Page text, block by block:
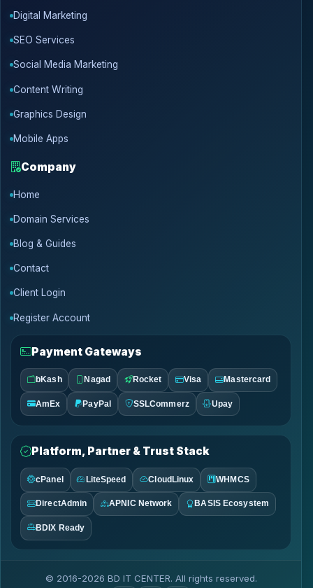
Digital Marketing
SEO Services
Social Media Marketing
Content Writing
Graphics Design
Mobile Apps
Company
Home
Domain Services
Blog & Guides
Contact
Client Login
Register Account
Payment Gateways
bKash Nagad Rocket Visa Mastercard
AmEx PayPal SSLCommerz Upay
Platform, Partner & Trust Stack
cPanel LiteSpeed CloudLinux WHMCS
DirectAdmin APNIC Network BASIS Ecosystem
BDIX Ready
© 2016-2026 BD IT CENTER. All rights reserved.